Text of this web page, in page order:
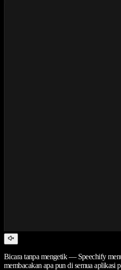
Bicara tanpa mengetik — Speechify
membacakan apa pun di semua aplikasi